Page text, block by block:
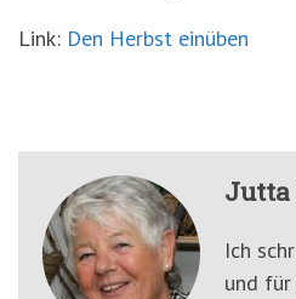
Link: Den Herbst einüben
Jutta
Ich
und